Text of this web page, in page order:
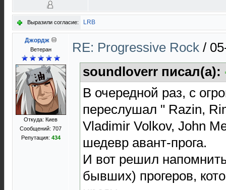
Выразили согласие: LRB
Джордж
Ветеран
Откуда: Киев
Сообщений: 707
Репутация: 434
RE: Progressive Rock /
soundloverr писал(а):
В очередной раз, с
переслушал " Razin,
Vladimir Volkov, John
шедевр авант-прога.
И вот решил
бывших) прогеров,